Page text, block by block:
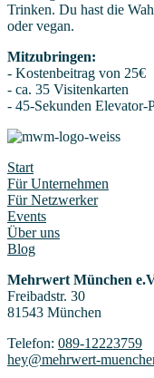
Trinken. Du hast die
oder vegan.
Mitzubringen:
- Kostenbeitrag von 25€
- ca. 35 Visitenkarten
- 45-Sekunden Elevator-
Start
Für Unternehmen
Für Netzwerker
Events
Über uns
Blog
Mehrwert München
Freibadstr. 30
81543 München
Telefon: 089-12223759
hey@mehrwert-